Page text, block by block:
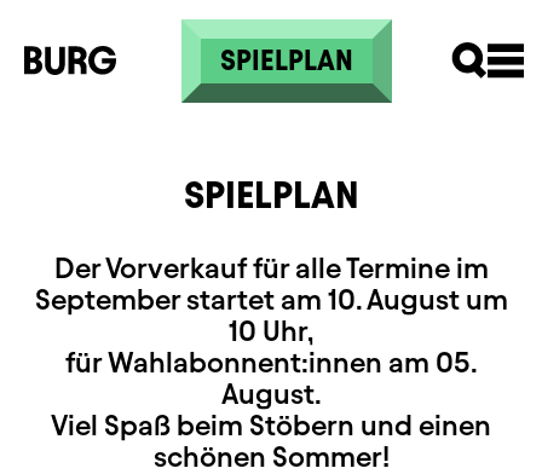
Skip to main content
SPIELPLAN
SPIELPLAN
Der Vorverkauf für alle Termine im
September startet am 10. August um
10 Uhr,
für Wahlabonnent:innen am 05.
August.
Viel Spaß beim Stöbern und einen
schönen Sommer!